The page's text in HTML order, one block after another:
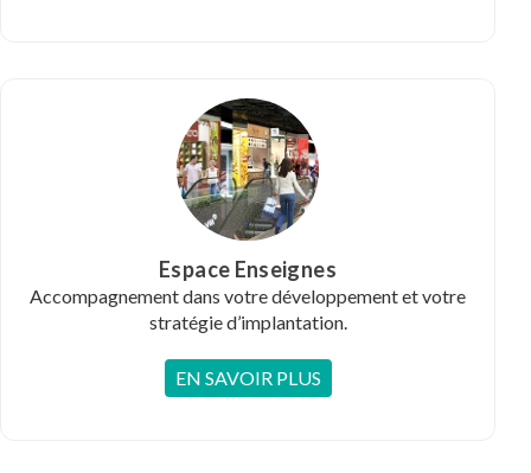
Espace Enseignes
Accompagnement dans votre développement et votre
stratégie d’implantation.
EN SAVOIR PLUS